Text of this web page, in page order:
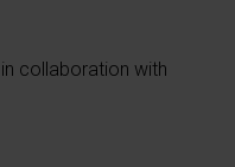
collaboration with